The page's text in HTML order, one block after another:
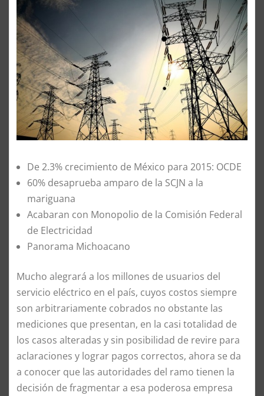
De 2.3% crecimiento de México para 2015: OCDE
60% desaprueba amparo de la SCJN a la
mariguana
Acabaran con Monopolio de la Comisión Federal
de Electricidad
Panorama Michoacano
Mucho alegrará a los millones de usuarios del
servicio eléctrico en el país, cuyos costos siempre
son arbitrariamente cobrados no obstante las
mediciones que presentan, en la casi totalidad de
los casos alteradas y sin posibilidad de revire para
aclaraciones y lograr pagos correctos, ahora se da
a conocer que las autoridades del ramo tienen la
decisión de fragmentar a esa poderosa empresa